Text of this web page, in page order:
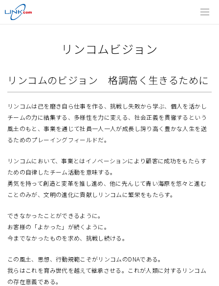
リンコムビジョン
リンコムのビジョン 格調高く生きるために
リンコムは己を磨き自ら仕事を作る、挑戦し失敗から学ぶ、個人を活かし
チームの力に結集する、多様性を力に変える、社会正義を貫徹するという
風土のもと、事業を通じて社員一人一人が成長し誇り高く豊かな人生を送
るためのプレーイングフィールドだ。
リンコムにおいて、事業とはイノベーションにより顧客に成功をもたらす
ための自律したチーム活動を意味する。
勇気を持って創造と変革を推し進め、他に先んじて青い海原を悠々と進む
ことのみが、文明の進化に貢献しリンコムに繁栄をもたらす。
できなかったことができるように。
お客様の「よかった」が続くように。
今までなかったものを求め、挑戦し続ける。
この風土、思想、行動規範こそがリンコムのDNAである。
我らはこれを育み世代を越えて継承させる。これが人類に対するリンコム
の存在意義である。